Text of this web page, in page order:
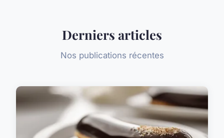
Derniers articles
Nos publications récentes